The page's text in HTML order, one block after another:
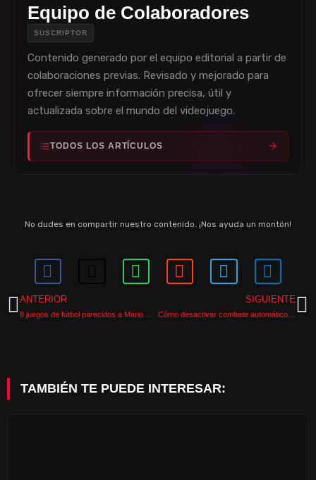
Equipo de Colaboradores
SUSCRIPTOR
Contenido generado por el equipo editorial a partir de
colaboraciones previas. Revisado y mejorado para
ofrecer siempre información precisa, útil y
actualizada sobre el mundo del videojuego.
TODOS LOS ARTÍCULOS
No dudes en compartir nuestro contenido. ¡Nos ayuda un montón!
ANTERIOR SIGUIENTE
Cómo desactivar combate automático en Ni no Kuni Cross Worlds
TAMBIÉN TE PUEDE INTERESAR: